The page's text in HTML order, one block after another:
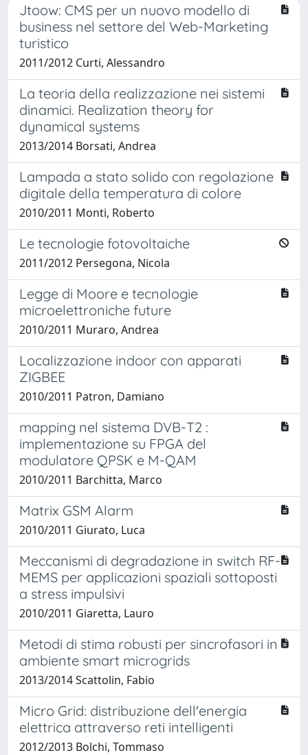
Jtoow: CMS per un nuovo modello di
business nel settore del Web-Marketing
turistico
2011/2012 Curti, Alessandro
La teoria della realizzazione nei sistemi
dinamici. Realization theory for
dynamical systems
2013/2014 Borsati, Andrea
Lampada a stato solido con regolazione
digitale della temperatura di colore
2010/2011 Monti, Roberto
Le tecnologie fotovoltaiche
2011/2012 Persegona, Nicola
Legge di Moore e tecnologie
microelettroniche future
2010/2011 Muraro, Andrea
Localizzazione indoor con apparati
ZIGBEE
2010/2011 Patron, Damiano
mapping nel sistema DVB-T2 :
implementazione su FPGA del
modulatore QPSK e M-QAM
2010/2011 Barchitta, Marco
Matrix GSM Alarm
2010/2011 Giurato, Luca
Meccanismi di degradazione in switch RF-
MEMS per applicazioni spaziali sottoposti
a stress impulsivi
2010/2011 Giaretta, Lauro
Metodi di stima robusti per sincrofasori in
ambiente smart microgrids
2013/2014 Scattolin, Fabio
Micro Grid: distribuzione dell'energia
elettrica attraverso reti intelligenti
2012/2013 Bolchi, Tommaso